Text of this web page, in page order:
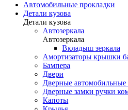
Автомобильные прокладки
Детали кузова
Детали кузова
Автозеркала
Автозеркала
Вкладыш зеркала
Амортизаторы крышки
Бампера
Двери
Дверные автомобильные
Дверные замки ручки
Капоты